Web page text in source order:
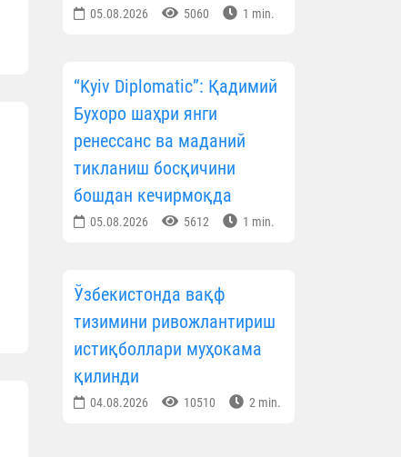
05.08.2026 5060 1 min.
“Kyiv Diplomatic”: Қадимий
Бухоро шаҳри янги
ренессанс ва маданий
тикланиш босқичини
бошдан кечирмоқда
05.08.2026 5612 1 min.
Ўзбекистонда вақф
тизимини ривожлантириш
истиқболлари муҳокама
қилинди
04.08.2026 10510 2 min.